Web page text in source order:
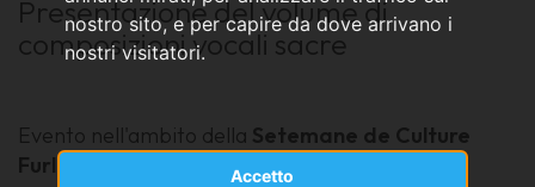
nostro sito, e per capire da dove arrivano i
nostri visitatori.
Accetto
Presentazione del volume di
composizioni vocali sacre
Evento nell'ambito della Setemane de Culture
Furlane